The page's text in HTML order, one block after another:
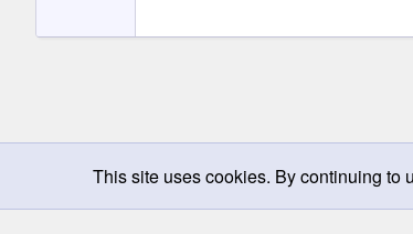
Chọn giao diện Change width
This site uses cookies. By continuing to